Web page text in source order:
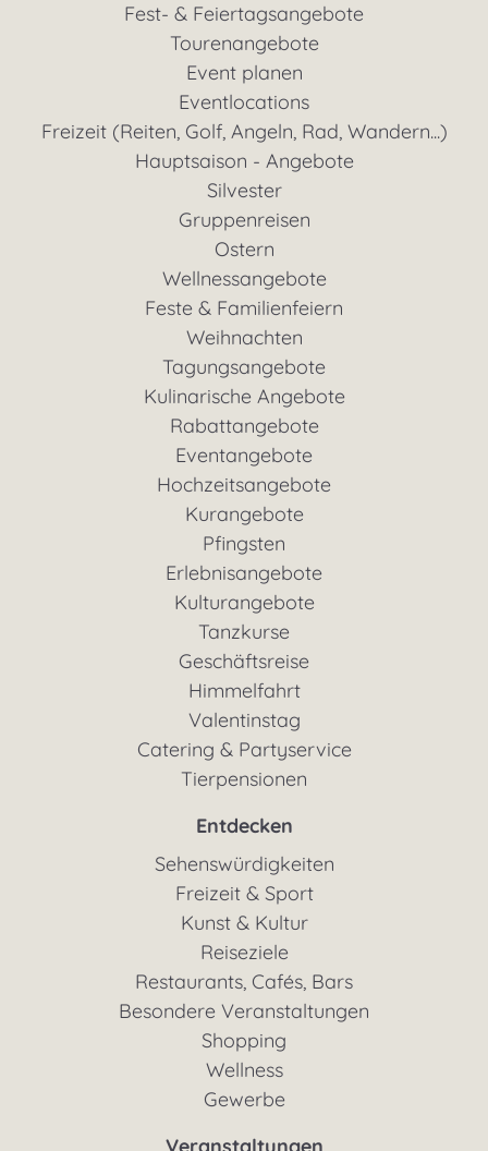
Fest- & Feiertagsangebote
Tourenangebote
Event planen
Eventlocations
Freizeit (Reiten, Golf, Angeln, Rad, Wandern...)
Hauptsaison - Angebote
Silvester
Gruppenreisen
Ostern
Wellnessangebote
Feste & Familienfeiern
Weihnachten
Tagungsangebote
Kulinarische Angebote
Rabattangebote
Eventangebote
Hochzeitsangebote
Kurangebote
Pfingsten
Erlebnisangebote
Kulturangebote
Tanzkurse
Geschäftsreise
Himmelfahrt
Valentinstag
Catering & Partyservice
Tierpensionen
Entdecken
Sehenswürdigkeiten
Freizeit & Sport
Kunst & Kultur
Reiseziele
Restaurants, Cafés, Bars
Besondere Veranstaltungen
Shopping
Wellness
Gewerbe